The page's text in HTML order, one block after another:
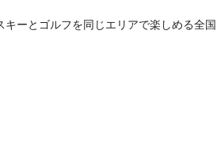
ーとゴルフを同じエリアで楽しめる全国